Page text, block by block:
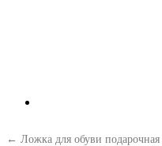
← Ложка для обуви подарочная